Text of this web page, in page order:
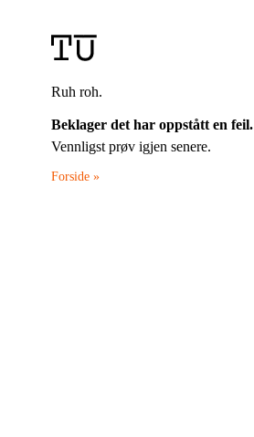
Ruh roh.
Beklager det har oppstått en feil.
Vennligst prøv igjen senere.
Forside »